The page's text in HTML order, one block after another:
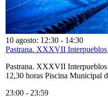
10 agosto: 12:30 - 14:30
Pastrana. XXXVII Interpueblos
Pastrana. XXXVII Interpueblos
12,30 horas Piscina Municipal
23:00 - 23:59